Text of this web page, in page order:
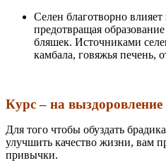
Селен благотворно
предотвращая
бляшек. Источниками
камбала, говяжья печень,
Курс – на выздоровление
Для того чтобы обуздать
улучшить качество жизни, вам
привычки.